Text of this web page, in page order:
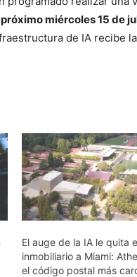
próximo miércoles 15 de
de IA recibe
El auge de la IA le quita
inmobiliario a Miami:
el código postal más